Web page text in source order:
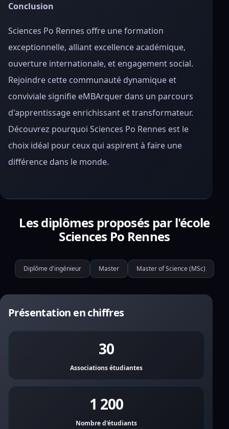
Conclusion
Sciences Po Rennes offre une formation
exceptionnelle, alliant excellence académique,
ouverture internationale, et engagement social.
Rejoindre cette communauté dynamique et
conviviale signifie eMBArquer dans un parcours
d'apprentissage enrichissant et transformateur.
Découvrez pourquoi Sciences Po Rennes est le
choix idéal pour ceux qui aspirent à faire une
différence dans le monde.
Les diplômes proposés par l'école
Sciences Po Rennes
Diplôme d'ingénieur Master Master of Science (MSc)
Présentation en chiffres
30
Associations étudiantes
1 200
Nombre d'étudiants